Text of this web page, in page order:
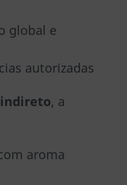
global e
autorizadas
, a
aroma